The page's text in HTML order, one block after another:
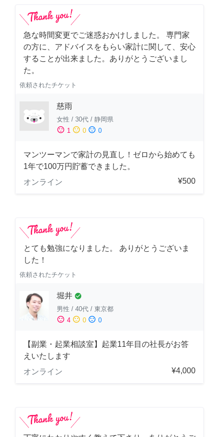
急な時間変更でご迷惑おかけしました。 専門家
の方に、アドバイスをもらい家計に関して、安心
することが出来ました。ありがとうございまし
た。
依頼されたチケット
慈雨
女性 / 30代 / 静岡県
sentiment_satisfied 1 sentiment_neutral 0 sentiment_dissatisfied 0
マンツーマンで家計の見直し！ゼロから始めても
1年で100万円貯蓄できました。
オンライン
¥500
とても勉強になりました。 ありがとうございま
した！
依頼されたチケット
堀井 check_circle
男性 / 40代 / 東京都
sentiment_satisfied 4 sentiment_neutral 0 sentiment_dissatisfied 0
【副業・起業相談室】起業11年目の社長がお答
えいたします
オンライン
¥4,000